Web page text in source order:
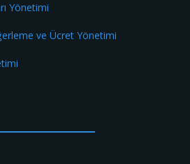
Yönetimi
ve Ücret Yönetimi